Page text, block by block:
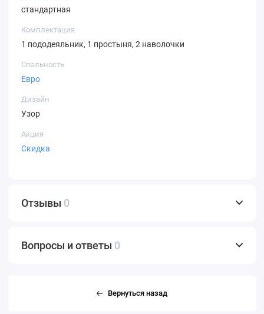
стандартная
Комплектация
1 пододеяльник, 1 простыня, 2 наволочки
Спальность
Евро
Дизайн
Узор
Акция
Скидка
Отзывы 0
Вопросы и ответы 0
Вернуться назад